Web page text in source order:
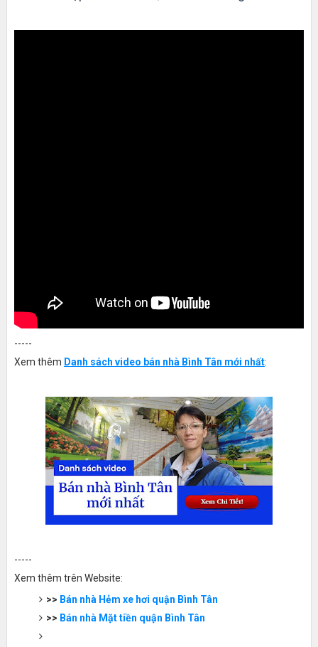
-----
Xem thêm Danh sách video bán nhà Bình Tân mới nhất:
-----
Xem thêm trên Website:
>> Bán nhà Hẻm xe hơi quận Bình Tân
>> Bán nhà Mặt tiền quận Bình Tân